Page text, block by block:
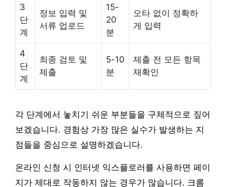
3
단
계
정보 입력 및
서류 업로드
15-
20
분
오타 없이 정확하
게 입력
4
단
계
최종 검토 및
제출
5-10
분
제출 전 모든 항목
재확인
각 단계에서 놓치기 쉬운 부분들을 구체적으로 짚어
보겠습니다. 경험상 가장 많은 실수가 발생하는 지
점들을 중심으로 설명하겠습니다.
온라인 신청 시 인터넷 익스플로러를 사용하면 페이
지가 제대로 작동하지 않는 경우가 많습니다. 크롬